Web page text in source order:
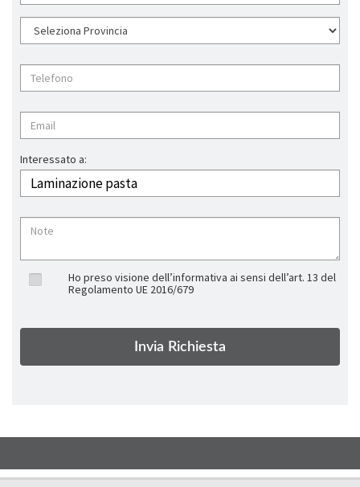
Interessato a:
Ho preso visione dell’informativa ai sensi dell’art. 13 del
Regolamento UE 2016/679